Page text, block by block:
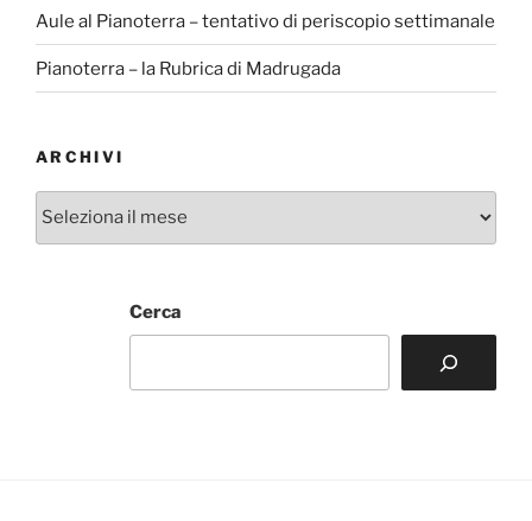
Aule al Pianoterra – tentativo di periscopio settimanale
Pianoterra – la Rubrica di Madrugada
ARCHIVI
Archivi
Cerca